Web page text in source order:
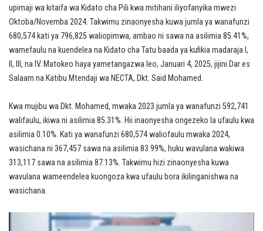
upimaji wa kitaifa wa Kidato cha Pili kwa mitihani iliyofanyika mwezi
Oktoba/Novemba 2024. Takwimu zinaonyesha kuwa jumla ya wanafunzi
680,574 kati ya 796,825 waliopimwa, ambao ni sawa na asilimia 85.41%,
wamefaulu na kuendelea na Kidato cha Tatu baada ya kufikia madaraja I,
II, III, na IV. Matokeo haya yametangazwa leo, Januari 4, 2025, jijini Dar es
Salaam na Katibu Mtendaji wa NECTA, Dkt. Said Mohamed.
Kwa mujibu wa Dkt. Mohamed, mwaka 2023 jumla ya wanafunzi 592,741
walifaulu, ikiwa ni asilimia 85.31%. Hii inaonyesha ongezeko la ufaulu kwa
asilimia 0.10%. Kati ya wanafunzi 680,574 waliofaulu mwaka 2024,
wasichana ni 367,457 sawa na asilimia 83.99%, huku wavulana wakiwa
313,117 sawa na asilimia 87.13%. Takwimu hizi zinaonyesha kuwa
wavulana wameendelea kuongoza kwa ufaulu bora ikilinganishwa na
wasichana.